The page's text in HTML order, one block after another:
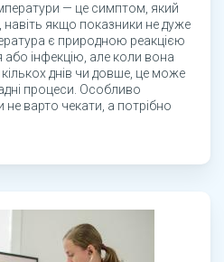
— це симптом, який
якщо показники не дуже
є природною реакцією
або інфекцію, але коли вона
днів чи довше, це може
процеси. Особливо
варто чекати, а потрібно